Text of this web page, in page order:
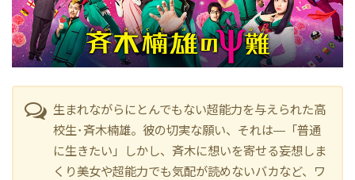
生まれながらにとんでもない超能力を与えられた高
校生･斉木楠雄。彼の切実な願い、それは―「普通
に生きたい」しかし、斉木に想いを寄せる妄想しま
くり美女や超能力でも気配が読めないバカなど、ワ